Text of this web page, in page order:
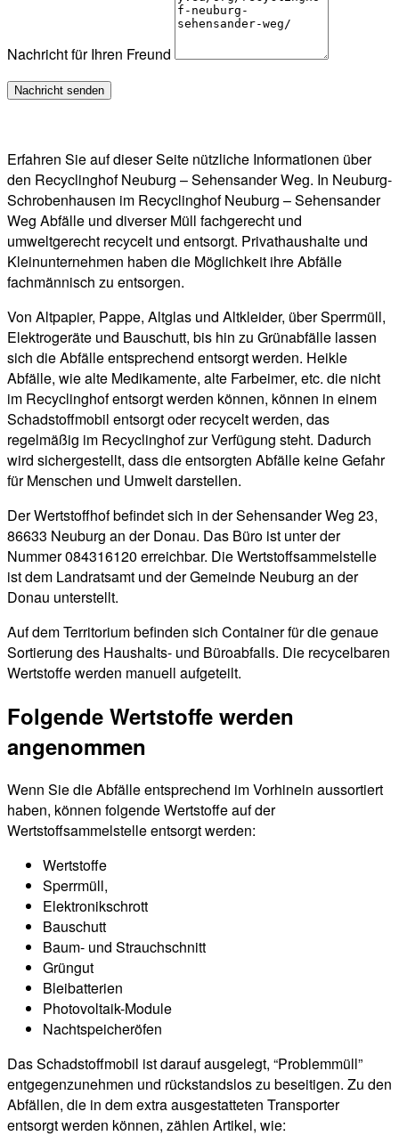
Nachricht für Ihren Freund
Erfahren Sie auf dieser Seite nützliche Informationen über
den Recyclinghof Neuburg – Sehensander Weg. In Neuburg-
Schrobenhausen im Recyclinghof Neuburg – Sehensander
Weg Abfälle und diverser Müll fachgerecht und
umweltgerecht recycelt und entsorgt. Privathaushalte und
Kleinunternehmen haben die Möglichkeit ihre Abfälle
fachmännisch zu entsorgen.
Von Altpapier, Pappe, Altglas und Altkleider, über Sperrmüll,
Elektrogeräte und Bauschutt, bis hin zu Grünabfälle lassen
sich die Abfälle entsprechend entsorgt werden. Heikle
Abfälle, wie alte Medikamente, alte Farbeimer, etc. die nicht
im Recyclinghof entsorgt werden können, können in einem
Schadstoffmobil entsorgt oder recycelt werden, das
regelmäßig im Recyclinghof zur Verfügung steht. Dadurch
wird sichergestellt, dass die entsorgten Abfälle keine Gefahr
für Menschen und Umwelt darstellen.
Der Wertstoffhof befindet sich in der Sehensander Weg 23,
86633 Neuburg an der Donau. Das Büro ist unter der
Nummer 084316120 erreichbar. Die Wertstoffsammelstelle
ist dem Landratsamt und der Gemeinde Neuburg an der
Donau unterstellt.
Auf dem Territorium befinden sich Container für die genaue
Sortierung des Haushalts- und Büroabfalls. Die recycelbaren
Wertstoffe werden manuell aufgeteilt.
Folgende Wertstoffe werden
angenommen
Wenn Sie die Abfälle entsprechend im Vorhinein aussortiert
haben, können folgende Wertstoffe auf der
Wertstoffsammelstelle entsorgt werden:
Wertstoffe
Sperrmüll,
Elektronikschrott
Bauschutt
Baum- und Strauchschnitt
Grüngut
Bleibatterien
Photovoltaik-Module
Nachtspeicheröfen
Das Schadstoffmobil ist darauf ausgelegt, “Problemmüll”
entgegenzunehmen und rückstandslos zu beseitigen. Zu den
Abfällen, die in dem extra ausgestatteten Transporter
entsorgt werden können, zählen Artikel, wie: